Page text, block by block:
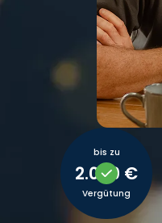
bis zu
2.000 €
Vergütung